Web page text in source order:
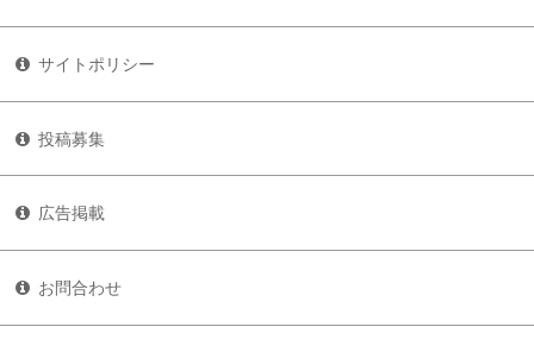
サイトポリシー
投稿募集
広告掲載
お問合わせ